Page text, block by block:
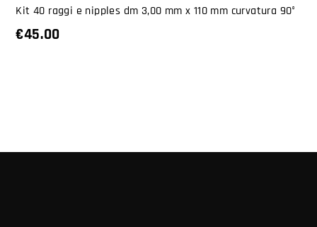
Kit 40 raggi e nipples dm 3,00 mm x 110 mm curvatura 90°
€45.00